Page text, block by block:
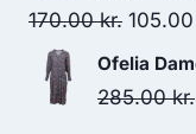
170.00kr. Original
price
was:
105.00
Ofelia
285.00kr.